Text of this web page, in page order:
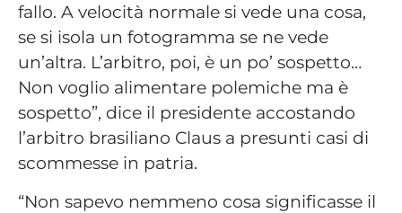
fallo. A velocità normale si vede una cosa,
se si isola un fotogramma se ne vede
un’altra. L’arbitro, poi, è un po’ sospetto…
Non voglio alimentare polemiche ma è
sospetto”, dice il presidente accostando
l’arbitro brasiliano Claus a presunti casi di
scommesse in patria.
“Non sapevo nemmeno cosa significasse il